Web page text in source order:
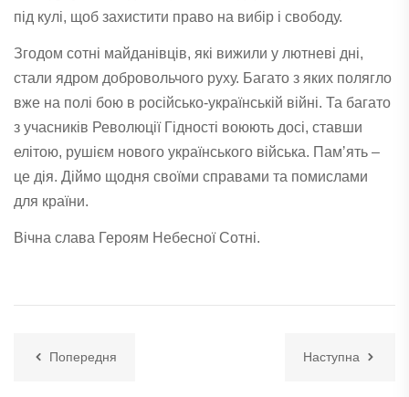
під кулі, щоб захистити право на вибір і свободу.
Згодом сотні майданівців, які вижили у лютневі дні,
стали ядром добровольчого руху. Багато з яких полягло
вже на полі бою в російсько-українській війні. Та багато
з учасників Революції Гідності воюють досі, ставши
елітою, рушієм нового українського війська. Памʼять –
це дія. Діймо щодня своїми справами та помислами
для країни.
Вічна слава Героям Небесної Сотні.
Попередня Наступна